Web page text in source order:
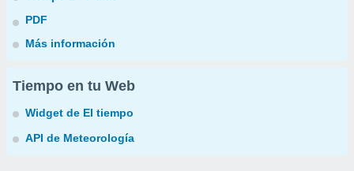
PDF
Más información
Tiempo en tu Web
Widget de El tiempo
API de Meteorología